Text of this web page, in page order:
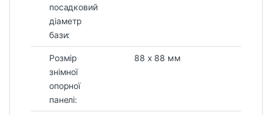
посадковий
діаметр
бази:
Розмір
знімної
опорної
панелі:
88 х 88 мм